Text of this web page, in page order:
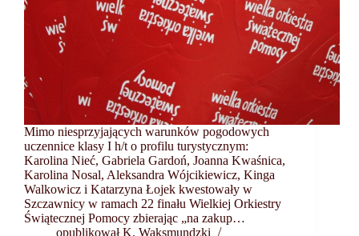
Mimo niesprzyjających warunków pogodowych
uczennice klasy I h/t o profilu turystycznym:
Karolina Nieć, Gabriela Gardoń, Joanna Kwaśnica,
Karolina Nosal, Aleksandra Wójcikiewicz, Kinga
Walkowicz i Katarzyna Łojek kwestowały w
Szczawnicy w ramach 22 finału Wielkiej Orkiestry
Świątecznej Pomocy zbierając „na zakup…
opublikował K. Waksmundzki